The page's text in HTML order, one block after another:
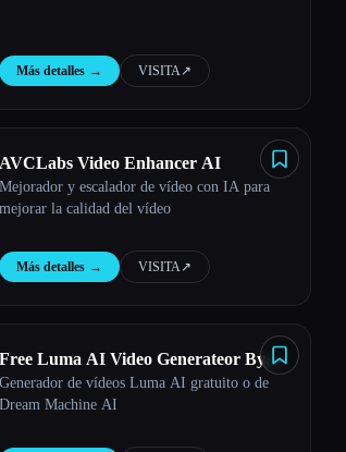
Más detalles → VISITA↗︎
AVCLabs Video Enhancer AI
Mejorador y escalador de vídeo con IA para
mejorar la calidad del vídeo
Más detalles → VISITA↗︎
Free Luma AI Video Generateor By
Dream Machine AI
Generador de vídeos Luma AI gratuito o de
Dream Machine AI